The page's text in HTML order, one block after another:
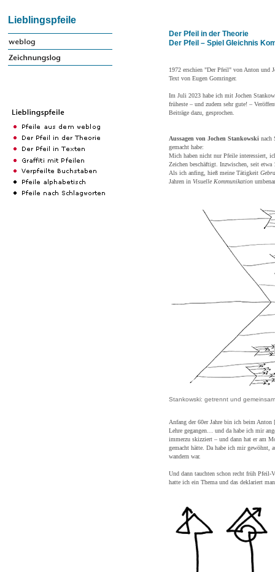
Lieblingspfeile
Der Pfeil in der Theorie
Der Pfeil – Spiel Gleichnis
1972 erschien "Der Pfeil" von Anton und
Text von Eugen Gomringer.
Im Juli 2023 habe ich mit Jochen
früheste – und zudem sehr gute! –
Beiträge dazu, gesprochen.
Aussagen von Jochen Stankowski nach
gemacht habe:
Mich haben nicht nur Pfeile interessiert,
Zeichen beschäftigt. Inzwischen, seit
Als ich anfing, hieß meine Tätigkeit
Jahren in Visuelle Kommunikation
Stankowski: getrennt und
Anfang der 60er Jahre bin ich beim
Lehre gegangen… und da habe ich mir
immerzu skizziert – und dann hat er am
gemacht hätte. Da habe ich mir gewöhnt,
wandern war.
Und dann tauchten schon recht früh Pfeil-
hatte ich ein Thema und das deklariert